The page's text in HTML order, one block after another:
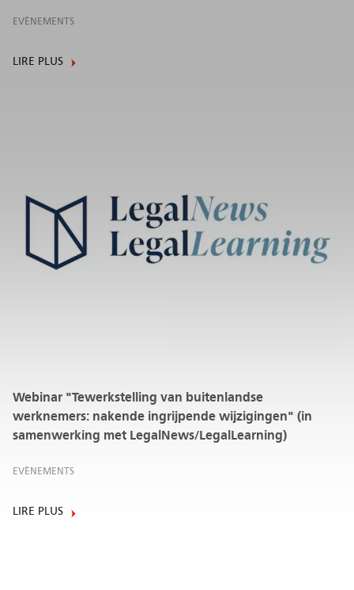
EVÈNEMENTS
LIRE PLUS
Webinar "Tewerkstelling van buitenlandse
werknemers: nakende ingrijpende wijzigingen" (in
samenwerking met LegalNews/LegalLearning)
EVÈNEMENTS
LIRE PLUS